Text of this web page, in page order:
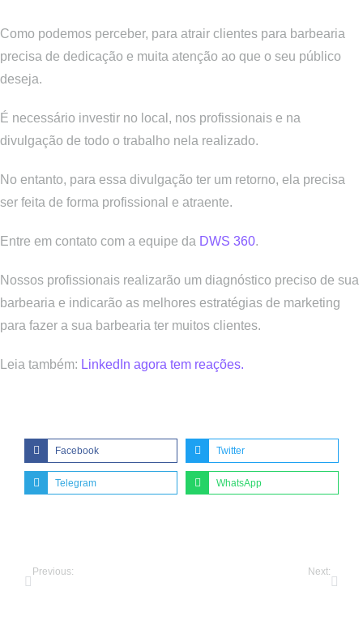
Como podemos perceber, para atrair clientes para barbearia
precisa de dedicação e muita atenção ao que o seu público
deseja.
É necessário investir no local, nos profissionais e na
divulgação de todo o trabalho nela realizado.
No entanto, para essa divulgação ter um retorno, ela precisa
ser feita de forma profissional e atraente.
Entre em contato com a equipe da DWS 360.
Nossos profissionais realizarão um diagnóstico preciso de sua
barbearia e indicarão as melhores estratégias de marketing
para fazer a sua barbearia ter muitos clientes.
Leia também: LinkedIn agora tem reações.
Facebook Twitter
Telegram WhatsApp
Previous: Next: